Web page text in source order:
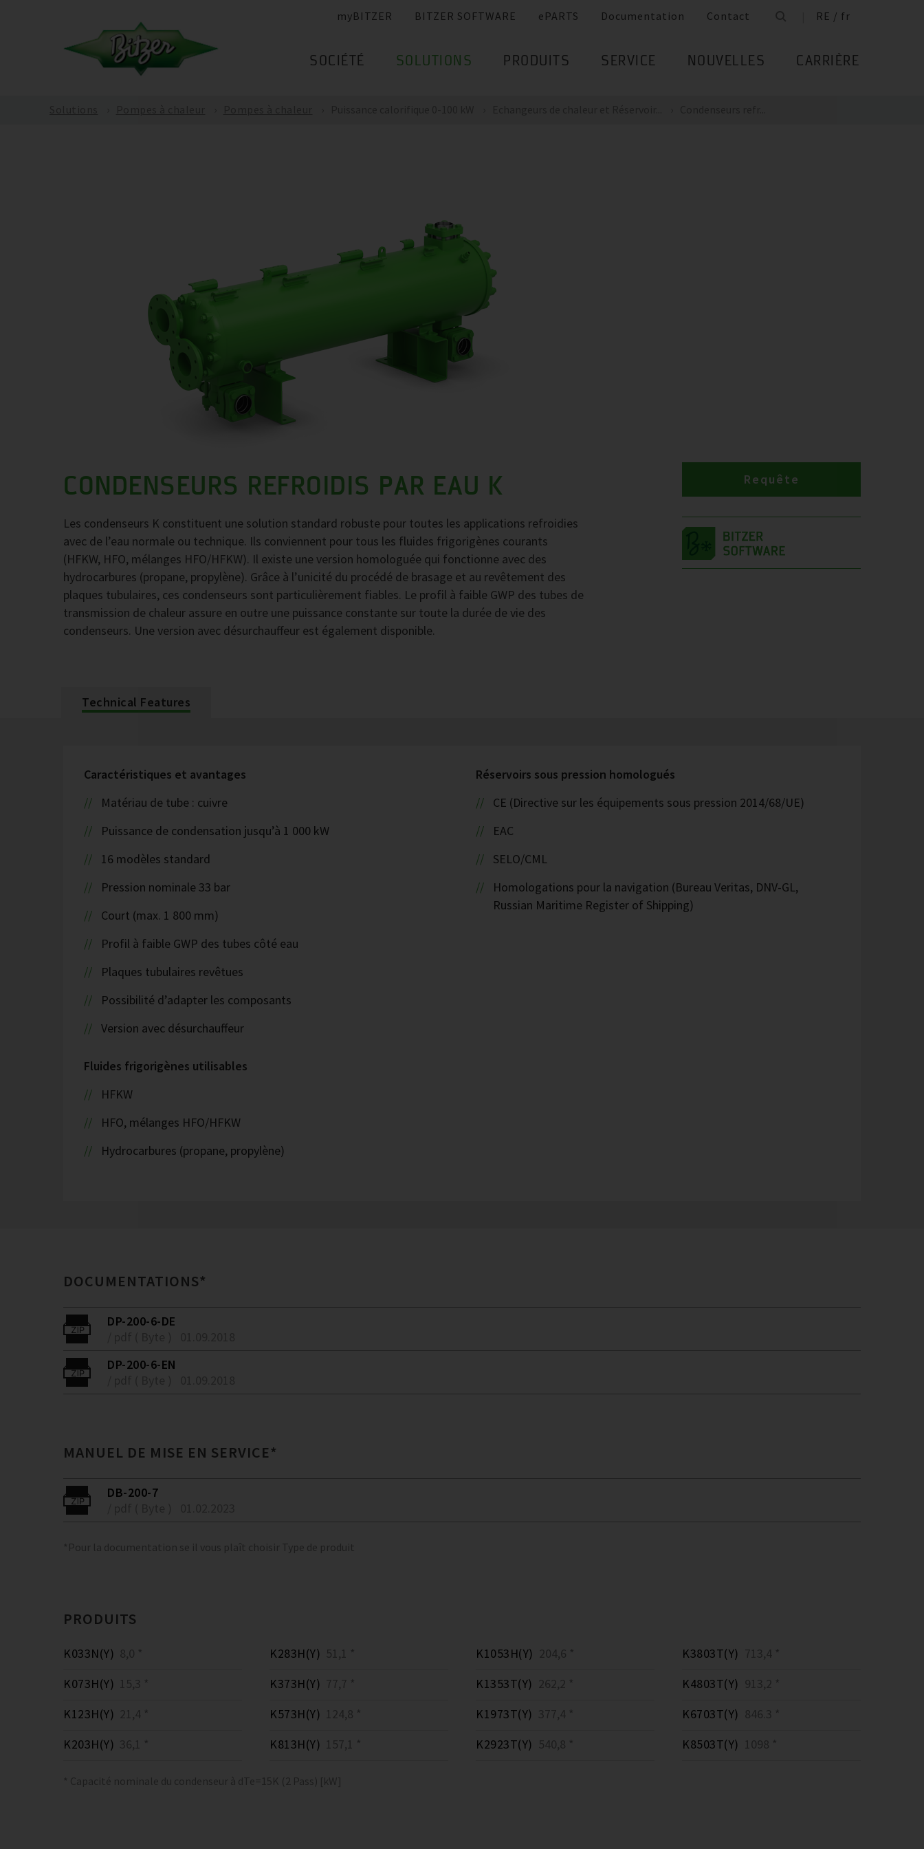
myBITZER BITZER SOFTWARE ePARTS Documentation Contact RE / fr
SOCIÉTÉ SOLUTIONS PRODUITS SERVICE NOUVELLES CARRIÈRE
CONDENSEURS REFROIDIS PAR EAU K
Les condenseurs K constituent une solution standard robuste pour toutes les applications refroidies
avec de l’eau normale ou technique. Ils conviennent pour tous les fluides frigorigènes courants
(HFKW, HFO, mélanges HFO/HFKW). Il existe une version homologuée qui fonctionne avec des
hydrocarbures (propane, propylène). Grâce à l’unicité du procédé de brasage et au revêtement des
plaques tubulaires, ces condenseurs sont particulièrement fiables. Le profil à faible GWP des tubes de
transmission de chaleur assure en outre une puissance constante sur toute la durée de vie des
condenseurs. Une version avec désurchauffeur est également disponible.
Requête
Technical Features
Caractéristiques et avantages
Matériau de tube : cuivre
Puissance de condensation jusqu’à 1 000 kW
16 modèles standard
Pression nominale 33 bar
Court (max. 1 800 mm)
Profil à faible GWP des tubes côté eau
Plaques tubulaires revêtues
Possibilité d’adapter les composants
Version avec désurchauffeur
Fluides frigorigènes utilisables
HFKW
HFO, mélanges HFO/HFKW
Hydrocarbures (propane, propylène)
Réservoirs sous pression homologués
CE (Directive sur les équipements sous pression 2014/68/UE)
EAC
SELO/CML
Homologations pour la navigation (Bureau Veritas, DNV-GL,
Russian Maritime Register of Shipping)
DOCUMENTATIONS*
DP-200-6-DE
DP-200-6-EN
MANUEL DE MISE EN SERVICE*
DB-200-7
*Pour la documentation se il vous plaît choisir Type de produit
PRODUITS
K033N(Y) 8,0 *
K073H(Y) 15,3 *
K123H(Y) 21,4 *
K203H(Y) 36,1 *
K283H(Y) 51,1 *
K373H(Y) 77,7 *
K573H(Y) 124,8 *
K813H(Y) 157,1 *
K1053H(Y) 204,6 *
K1353T(Y) 262,2 *
K1973T(Y) 377,4 *
K2923T(Y) 540,8 *
K3803T(Y) 713,4 *
K4803T(Y) 913,2 *
K6703T(Y) 846.3 *
K8503T(Y) 1098 *
* Capacité nominale du condenseur à dTe=15K (2 Pass) [kW]